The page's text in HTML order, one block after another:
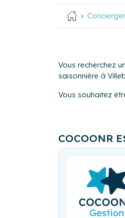
Vous recherchez
saisonnière à
Vous souhaitez
COCOONR